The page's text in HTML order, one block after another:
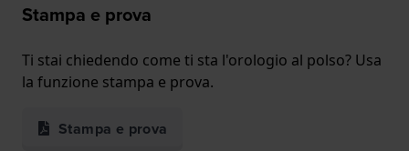
Stampa e prova
Ti stai chiedendo come ti sta l'orologio al polso? Usa
la funzione stampa e prova.
Stampa e prova